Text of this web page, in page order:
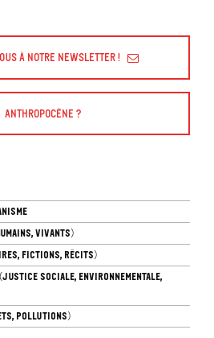
à Notre Newsletter !
Anthropocène ?
VIVANTS)
FICTIONS, RÉCITS)
SOCIALE, ENVIRONNEMENTALE,
POLLUTIONS)